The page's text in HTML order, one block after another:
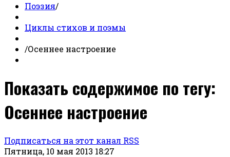
Поэзия/
Циклы стихов и поэмы
/Осеннее настроение
Показать содержимое по тегу:
Осеннее настроение
Подписаться на этот канал RSS
Пятница, 10 мая 2013 18:27